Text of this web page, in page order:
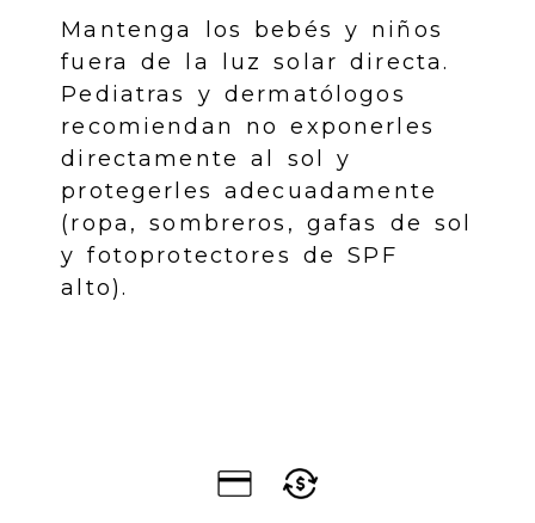
Mantenga los bebés y niños
fuera de la luz solar directa.
Pediatras y dermatólogos
recomiendan no exponerles
directamente al sol y
protegerles adecuadamente
(ropa, sombreros, gafas de sol
y fotoprotectores de SPF
alto).